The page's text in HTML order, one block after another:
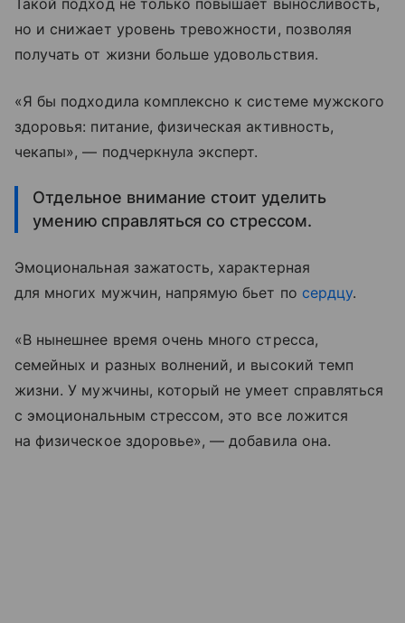
Такой подход не только повышает выносливость,
но и снижает уровень тревожности, позволяя
получать от жизни больше удовольствия.
«Я бы подходила комплексно к системе мужского
здоровья: питание, физическая активность,
чекапы», — подчеркнула эксперт.
Отдельное внимание стоит уделить
умению справляться со стрессом.
Эмоциональная зажатость, характерная
для многих мужчин, напрямую бьет по сердцу.
«В нынешнее время очень много стресса,
семейных и разных волнений, и высокий темп
жизни. У мужчины, который не умеет справляться
с эмоциональным стрессом, это все ложится
на физическое здоровье», — добавила она.